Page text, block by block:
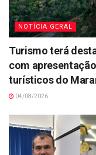
NOTÍCIA GERAL
Turismo terá
com
turísticos do
04/08/2026